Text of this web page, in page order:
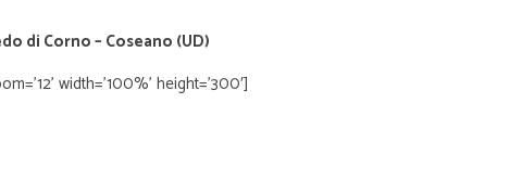
di Corno – Coseano (UD)
width=’100%’ height=’300′]